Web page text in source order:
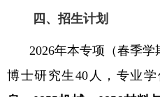
四、招生计划
2026年本专项（春季学
博士研究生 40 人，专业